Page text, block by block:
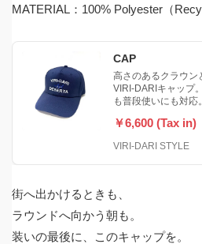
MATERIAL：100% Polyester（
CAP
高さのあるクラウン
VIRI-DARIキャップ
も普段使いにも対
￥6,600 (Tax in)
VIRI-DARI STYLE
街へ出かけるときも、
ラウンドへ向かう朝も。
装いの最後に、このキャップを。